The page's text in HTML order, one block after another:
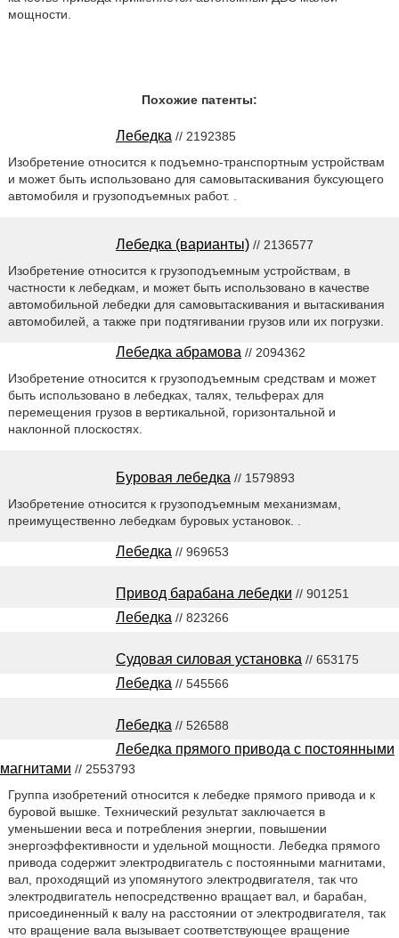
мощности.
Похожие патенты:
Лебедка // 2192385
Изобретение относится к подъемно-транспортным устройствам
и может быть использовано для самовытаскивания буксующего
автомобиля и грузоподъемных работ. .
Лебедка (варианты) // 2136577
Изобретение относится к грузоподъемным устройствам, в
частности к лебедкам, и может быть использовано в качестве
автомобильной лебедки для самовытаскивания и вытаскивания
автомобилей, а также при подтягивании грузов или их погрузки.
Лебедка абрамова // 2094362
Изобретение относится к грузоподъемным средствам и может
быть использовано в лебедках, талях, тельферах для
перемещения грузов в вертикальной, горизонтальной и
наклонной плоскостях.
Буровая лебедка // 1579893
Изобретение относится к грузоподъемным механизмам,
преимущественно лебедкам буровых установок. .
Лебедка // 969653
Привод барабана лебедки // 901251
Лебедка // 823266
Судовая силовая установка // 653175
Лебедка // 545566
Лебедка // 526588
Лебедка прямого привода с постоянными
магнитами // 2553793
Группа изобретений относится к лебедке прямого привода и к
буровой вышке. Технический результат заключается в
уменьшении веса и потребления энергии, повышении
энергоэффективности и удельной мощности. Лебедка прямого
привода содержит электродвигатель с постоянными магнитами,
вал, проходящий из упомянутого электродвигателя, так что
электродвигатель непосредственно вращает вал, и барабан,
присоединенный к валу на расстоянии от электродвигателя, так
что вращение вала вызывает соответствующее вращение